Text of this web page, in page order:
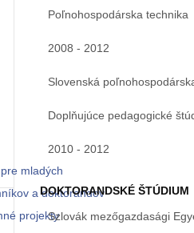
mladých
a doktorandov
projekty
Poľnohospodárska technika
2008 - 2012
Slovenská
Doplňujúce pedagogické
2010 - 2012
DOKTORANDSKÉ ŠTÚDIUM
Szlovák mezőgazdasági